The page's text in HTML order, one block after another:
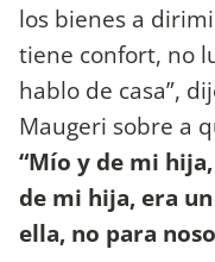
los bienes a
tiene confort, no
hablo de casa”,
Maugeri sobre a
“Mío y de mi
de mi hija, era
ella, no para